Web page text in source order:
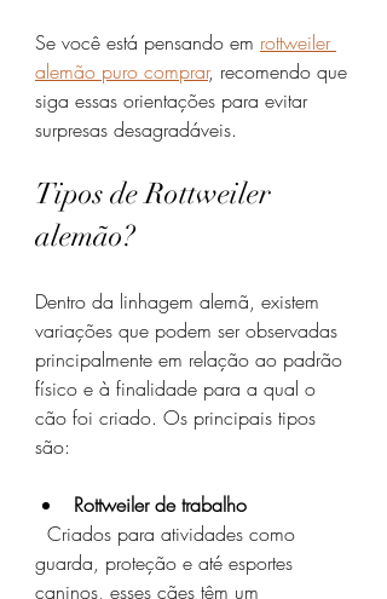
Se você está pensando em rottweiler
alemão puro comprar, recomendo que
siga essas orientações para evitar
surpresas desagradáveis.
Tipos de Rottweiler
alemão?
Dentro da linhagem alemã, existem
variações que podem ser observadas
principalmente em relação ao padrão
físico e à finalidade para a qual o
cão foi criado. Os principais tipos
são:
Rottweiler de trabalho
guarda, proteção e até esportes
caninos, esses cães têm um